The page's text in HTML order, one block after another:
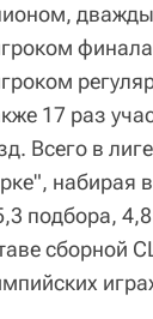
финала
17 раз
Всего в
набирая
подбора,
сборной